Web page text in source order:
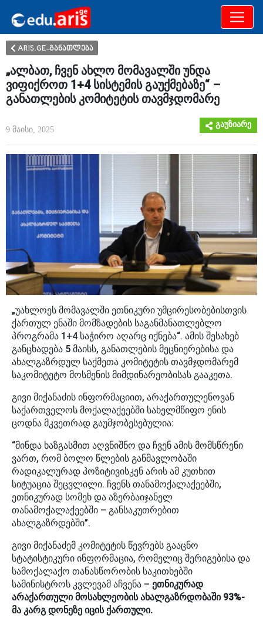
განათლება
ARIS.GE-განათლება
„ალბათ, ჩვენ ახლო მომავალში უნდა
ვიფიქროთ 1+4 სისტემის გაუქმებაზე“ –
განათლების კომიტეტის თავმჯდომარე
9 მაისი, 2025
გაუზიარე
„უახლოეს მომავალში ეთნიკური უმცირესობებისთვის
ქართულ ენაში მომზადების საგანმანათლებლო
პროგრამა 1+4 საჭირო აღარც იქნება“. ამის შესახებ
განცხადება 5 მაისს, განათლების მეცნიერებისა და
ახალგაზრდულ საქმეთა კომიტეტის თავმჯდომარემ
საკომიტეტო მოსმენის მიმდინარეობისას გააკეთა.
გივი მიქანაძის ინფორმაციით, არაქართულენოვან
საქართველოს მოქალაქეებში სახელმწიფო ენის
ცოდნა მკვეთრად გაუმჯობესებულია:
“მინდა ხაზგასმით აღვნიშნო და ჩვენ ამის მომსწრენი
ვართ, რომ ბოლო წლების განმავლობაში
რადიკალურად პოზიტივისკენ არის ამ კუთხით
სიტუაცია შეცვლილი. ჩვენს თანამოქალაქეებში,
ეთნიკურად სომეხ და აზერბაიჯანელ
თანამოქალაქეებში – განსაკუთრებით
ახალგაზრდებში”.
გივი მიქანაძემ კომიტეტის წევრებს გააცნო
სტატისტიკური ინფორმაცია, რომელიც შერიგებისა და
სამოქალაქო თანასწორობის საკითხებში
სამინისტროს კვლევამ აჩვენა – ეთნიკურად
არაქართული მოსახლეობის ახალგაზრდობაში 93%-
მა კარგ დონეზე იცის ქართული.